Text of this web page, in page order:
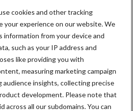
cookies and other tracking
your experience on our website. We
information from your device and
such as your IP address and
like providing you with
measuring marketing campaign
audience insights, collecting precise
development. Please note that
across all our subdomains. You can
Partner nieuws
naar praktische
is in Polen
Toon meer